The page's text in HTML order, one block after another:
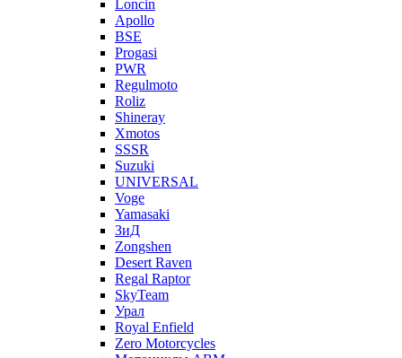
Loncin
Apollo
BSE
Progasi
PWR
Regulmoto
Roliz
Shineray
Xmotos
SSSR
Suzuki
UNIVERSAL
Voge
Yamasaki
ЗиД
Zongshen
Desert Raven
Regal Raptor
SkyTeam
Урал
Royal Enfield
Zero Motorcycles